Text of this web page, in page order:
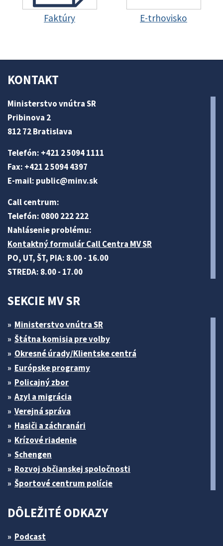
Faktúry E-trhovisko
KONTAKT
Ministerstvo vnútra SR
Pribinova 2
812 72 Bratislava
Telefón: +421 2 5094 1111
Fax: +421 2 5094 4397
E-mail: public@minv.sk
Call centrum:
Telefón: 0800 222 222
Nahlásenie problému:
Kontaktný formulár Call Centra MV SR
PO, UT, ŠT, PIA: 8.00 - 16.00
STREDA: 8.00 - 17.00
SEKCIE MV SR
Ministerstvo vnútra SR
Štátna komisia pre volby
Okresné úrady/Klientske centrá
Európske programy
Policajný zbor
Azyl a migrácia
Verejná správa
Hasiči a záchranári
Krízové riadenie
Schengen
Rozvoj občianskej spoločnosti
Športové centrum polície
DÔLEŽITÉ ODKAZY
Podcast